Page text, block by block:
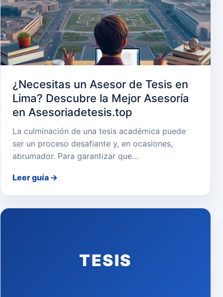
¿Necesitas un Asesor de Tesis en
Lima? Descubre la Mejor Asesoría
en Asesoriadetesis.top
La culminación de una tesis académica puede
ser un proceso desafiante y, en ocasiones,
abrumador. Para garantizar que…
Leer guía →
TESIS